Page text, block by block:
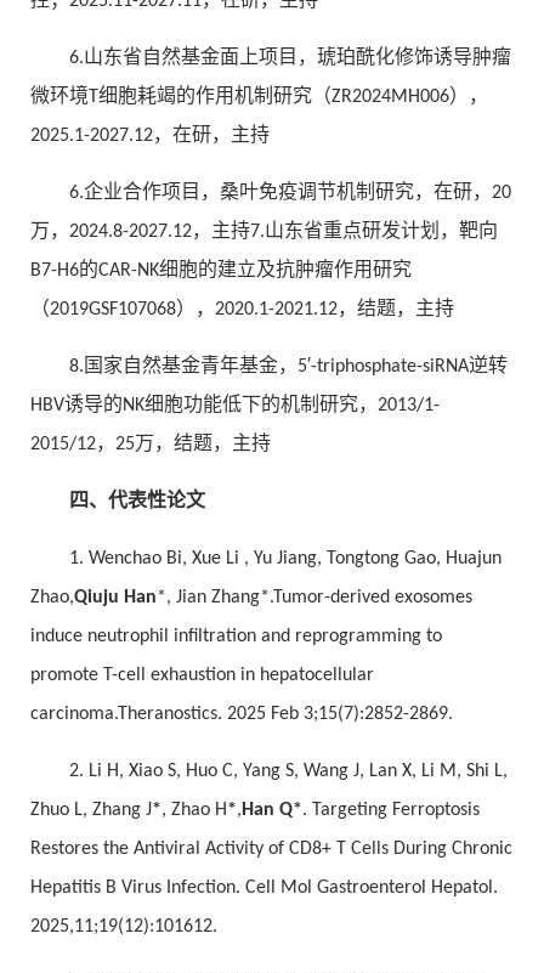
6.山东省自然基金面上项目，琥珀酰化修饰诱导肿瘤
微环境T细胞耗竭的作用机制研究（ZR2024MH006），
2025.1-2027.12，在研，主持
6.企业合作项目，桑叶免疫调节机制研究，在研，20
万，2024.8-2027.12，主持7.山东省重点研发计划，靶向
B7-H6的CAR-NK细胞的建立及抗肿瘤作用研究
（2019GSF107068），2020.1-2021.12，结题，主持
8.国家自然基金青年基金，5′-triphosphate-siRNA逆转
HBV诱导的NK细胞功能低下的机制研究，2013/1-
2015/12，25万，结题，主持
四、代表性论文
1. Wenchao Bi, Xue Li , Yu Jiang, Tongtong Gao, Huajun
Zhao,Qiuju Han*, Jian Zhang*.Tumor-derived exosomes
induce neutrophil infiltration and reprogramming to
promote T-cell exhaustion in hepatocellular
carcinoma.Theranostics. 2025 Feb 3;15(7):2852-2869.
2. Li H, Xiao S, Huo C, Yang S, Wang J, Lan X, Li M, Shi L,
Zhuo L, Zhang J*, Zhao H*,Han Q*. Targeting Ferroptosis
Restores the Antiviral Activity of CD8+ T Cells During Chronic
Hepatitis B Virus Infection. Cell Mol Gastroenterol Hepatol.
2025,11;19(12):101612.